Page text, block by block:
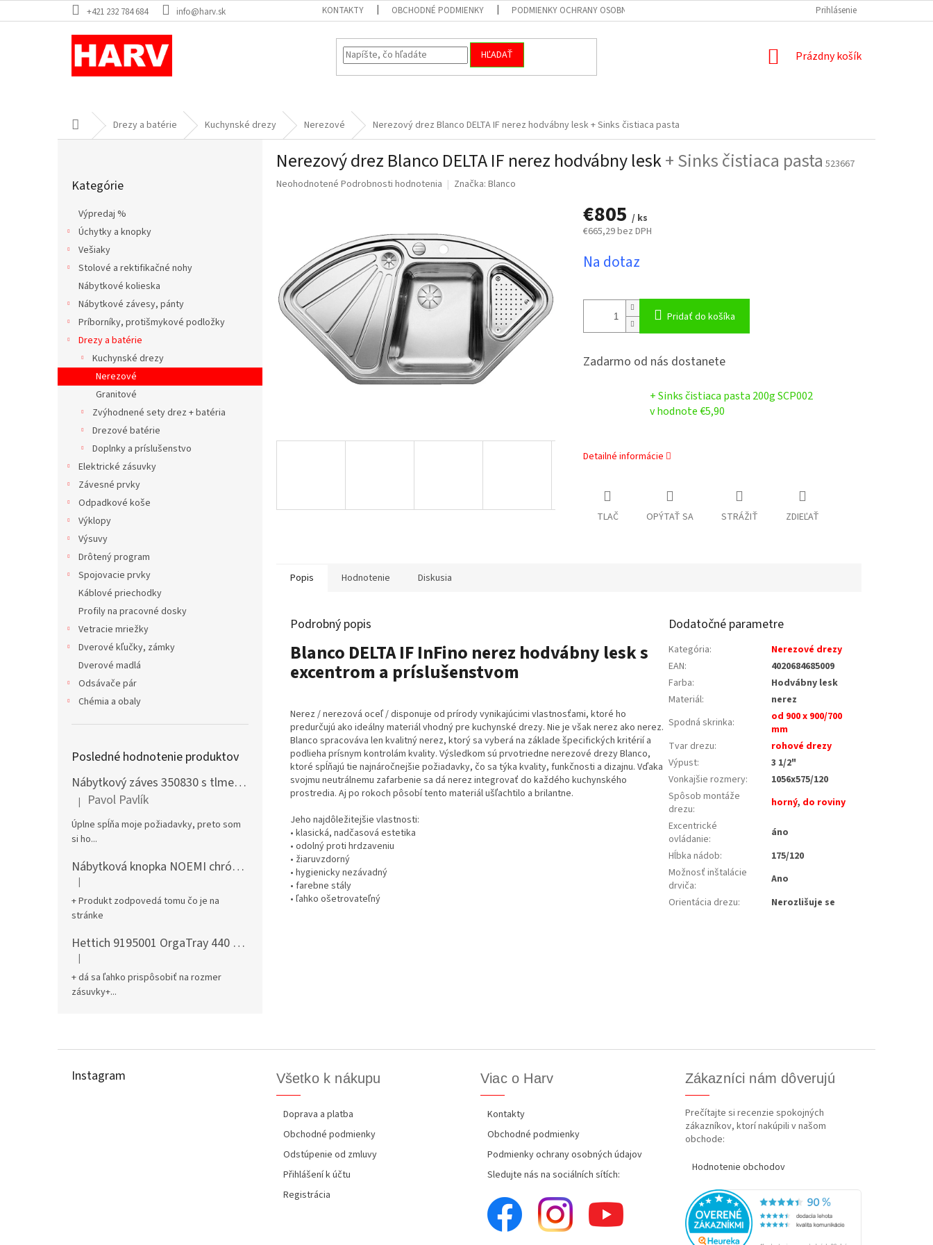
na
+421 232 784 684 info@harv.sk KONTAKTY OBCHODNÉ PODMIENKY PODMIENKY OCHRANY OSOBNÝCH ÚDAJOV REKLAMÁCIA
Prihlásenie
HĽADAŤ
NÁKUPNÝ
Prázdny košík
DomovDrezy a batérie Kuchynské drezy Nerezové Nerezový drez Blanco DELTA IF nerez hodvábny lesk+ Sinks čistiaca pasta
kategórie
Kategórie
Výpredaj %
Úchytky a knopky
Vešiaky
Stolové a rektifikačné nohy
Nábytkové kolieska
Nábytkové závesy, pánty
Príborníky, protišmykové podložky
Drezy a batérie
Kuchynské drezy
Nerezové
Granitové
Zvýhodnené sety drez + batéria
Drezové batérie
Doplnky a príslušenstvo
Elektrické zásuvky
Závesné prvky
Odpadkové koše
Výklopy
Výsuvy
Drôtený program
Spojovacie prvky
Káblové priechodky
Profily na pracovné dosky
Vetracie mriežky
Dverové kľučky, zámky
Dverové madlá
Odsávače pár
Chémia a obaly
Posledné hodnotenie produktov
Nábytkový záves 350830 s tlmením naložený + podložka H0 na vrut
Hodnotenie produktu je 5 z 5 hviezdičiek.
| Pavol Pavlík
Úplne spĺňa moje požiadavky, preto som
si ho...
Nábytková knopka NOEMI chróm satén
Hodnotenie produktu je 5 z 5 hviezdičiek.
|
+ Produkt zodpovedá tomu čo je na
stránke
Hettich 9195001 OrgaTray 440 701-800/441-520 mm antracit
Hodnotenie produktu je 5 z 5 hviezdičiek.
|
+ dá sa ľahko prispôsobiť na rozmer
zásuvky+...
Nerezový drez Blanco DELTA IF nerez hodvábny lesk+ Sinks čistiaca pasta 523667
Priemerné
hviezdičiek.
Neohodnotené Podrobnosti hodnotenia Značka: Blanco
€805 / ks
€665,29 bez DPH
cena:
Na dotaz
Pridať do košíka
Zadarmo od nás dostanete
+ Sinks čistiaca pasta 200g SCP002
v hodnote €5,90
Detailné informácie
TLAČ OPÝTAŤ SA STRÁŽIŤ ZDIEĽAŤ
Popis Hodnotenie Diskusia
Podrobný popis
Blanco DELTA IF InFino nerez hodvábny lesk s
excentrom a príslušenstvom
Nerez / nerezová oceľ / disponuje od prírody vynikajúcimi vlastnosťami, ktoré ho
predurčujú ako ideálny materiál vhodný pre kuchynské drezy. Nie je však nerez ako nerez.
Blanco spracováva len kvalitný nerez, ktorý sa vyberá na základe špecifických kritérií a
podlieha prísnym kontrolám kvality. Výsledkom sú prvotriedne nerezové drezy Blanco,
ktoré spĺňajú tie najnáročnejšie požiadavky, čo sa týka kvality, funkčnosti a dizajnu. Vďaka
svojmu neutrálnemu zafarbenie sa dá nerez integrovať do každého kuchynského
prostredia. Aj po rokoch pôsobí tento materiál ušľachtilo a brilantne.
Jeho najdôležitejšie vlastnosti:
• klasická, nadčasová estetika
• odolný proti hrdzaveniu
• žiaruvzdorný
• hygienicky nezávadný
• farebne stály
• ľahko ošetrovateľný
Dodatočné parametre
Kategória:
Nerezové drezy
EAN:
4020684685009
Farba:
Hodvábny lesk
Materiál:
nerez
Spodná skrinka:
od 900 x 900/700
mm
Tvar drezu:
rohové drezy
Výpust:
3 1/2"
Vonkajšie rozmery:
1056x575/120
Spôsob montáže
drezu: horný, do roviny
Excentrické
ovládanie:
áno
Hĺbka nádob:
175/120
Možnosť inštalácie
drviča:
Ano
Orientácia drezu: Nerozlišuje se
Instagram Všetko k nákupu
Doprava a platba
Obchodné podmienky
Odstúpenie od zmluvy
Přihlášení k účtu
Registrácia
Viac o Harv
Kontakty
Obchodné podmienky
Podmienky ochrany osobných údajov
Sledujte nás na sociálních sítích:
Zákazníci nám dôverujú
Prečítajte si recenzie spokojných
zákazníkov, ktorí nakúpili v našom
obchode:
Hodnotenie obchodov